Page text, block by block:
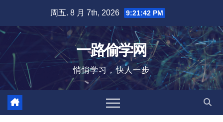
内
容
周五. 8 月 7th, 2026 9:21:43 PM
一路偷学网
悄悄学习，快人一步